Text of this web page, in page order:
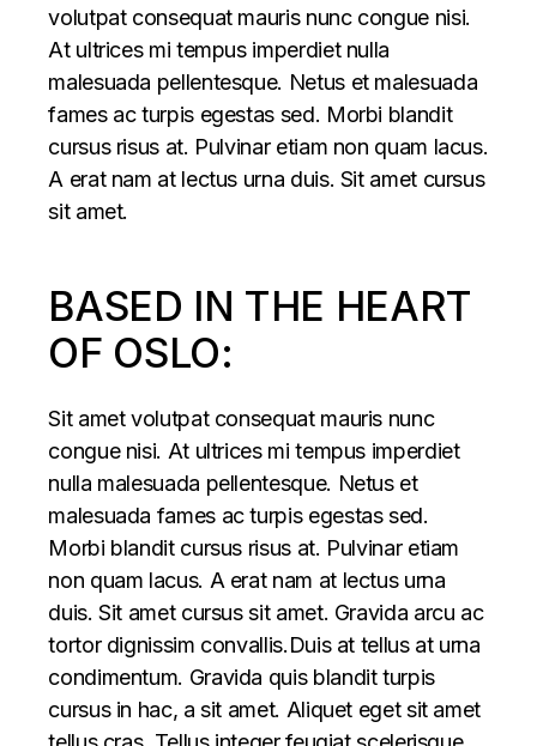
volutpat consequat mauris nunc congue nisi.
At ultrices mi tempus imperdiet nulla
malesuada pellentesque. Netus et malesuada
fames ac turpis egestas sed. Morbi blandit
cursus risus at. Pulvinar etiam non quam lacus.
A erat nam at lectus urna duis. Sit amet cursus
sit amet.
BASED IN THE HEART
OF OSLO:
Sit amet volutpat consequat mauris nunc
congue nisi. At ultrices mi tempus imperdiet
nulla malesuada pellentesque. Netus et
malesuada fames ac turpis egestas sed.
Morbi blandit cursus risus at. Pulvinar etiam
non quam lacus. A erat nam at lectus urna
duis. Sit amet cursus sit amet. Gravida arcu ac
tortor dignissim convallis.Duis at tellus at urna
condimentum. Gravida quis blandit turpis
cursus in hac, a sit amet. Aliquet eget sit amet